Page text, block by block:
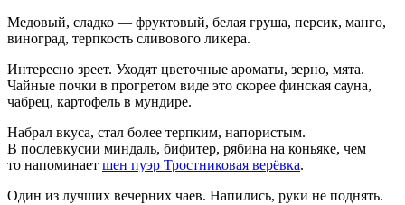
Медовый, сладко — фруктовый, белая груша, персик, манго,
виноград, терпкость сливового ликера.
Интересно зреет. Уходят цветочные ароматы, зерно, мята.
Чайные почки в прогретом виде это скорее финская сауна,
чабрец, картофель в мундире.
Набрал вкуса, стал более терпким, напористым.
В послевкусии миндаль, бифитер, рябина на коньяке, чем
то напоминает шен пуэр Тростниковая верёвка.
Один из лучших вечерних чаев. Напились, руки не поднять.